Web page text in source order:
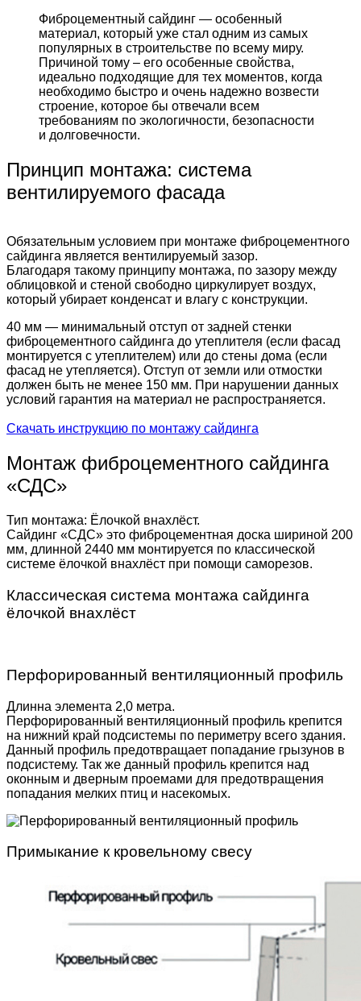
Фиброцементный сайдинг — особенный
материал, который уже стал одним из самых
популярных в строительстве по всему миру.
Причиной тому – его особенные свойства,
идеально подходящие для тех моментов, когда
необходимо быстро и очень надежно возвести
строение, которое бы отвечали всем
требованиям по экологичности, безопасности
и долговечности.
Принцип монтажа: система
вентилируемого фасада
Обязательным условием при монтаже фиброцементного
сайдинга является вентилируемый зазор.
Благодаря такому принципу монтажа, по зазору между
облицовкой и стеной свободно циркулирует воздух,
который убирает конденсат и влагу с конструкции.
40 мм — минимальный отступ от задней стенки
фиброцементного сайдинга до утеплителя (если фасад
монтируется с утеплителем) или до стены дома (если
фасад не утепляется). Отступ от земли или отмостки
должен быть не менее 150 мм. При нарушении данных
условий гарантия на материал не распространяется.
Скачать инструкцию по монтажу сайдинга
Монтаж фиброцементного сайдинга
«СДС»
Тип монтажа: Ёлочкой внахлёст.
Сайдинг «СДС» это фиброцементная доска шириной 200
мм, длинной 2440 мм монтируется по классической
системе ёлочкой внахлёст при помощи саморезов.
Классическая система монтажа сайдинга
ёлочкой внахлёст
Перфорированный вентиляционный профиль
Длинна элемента 2,0 метра.
Перфорированный вентиляционный профиль крепится
на нижний край подсистемы по периметру всего здания.
Данный профиль предотвращает попадание грызунов в
подсистему. Так же данный профиль крепится над
оконным и дверным проемами для предотвращения
попадания мелких птиц и насекомых.
Примыкание к кровельному свесу